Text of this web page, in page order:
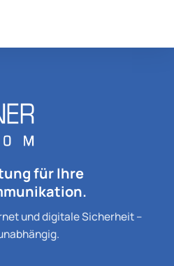
für Ihre
und digitale Sicherheit –